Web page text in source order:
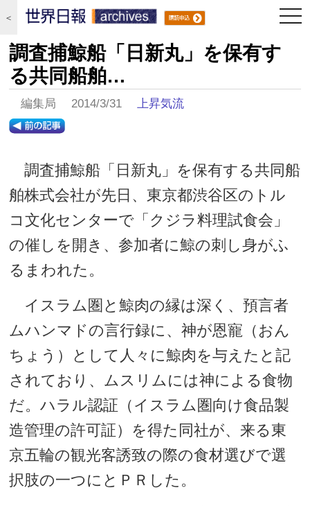
＜
調査捕鯨船「日新丸」を保有す
る共同船舶…
編集局 2014/3/31上昇気流
調査捕鯨船「日新丸」を保有する共同船
舶株式会社が先日、東京都渋谷区のトル
コ文化センターで「クジラ料理試食会」
の催しを開き、参加者に鯨の刺し身がふ
るまわれた。
イスラム圏と鯨肉の縁は深く、預言者
ムハンマドの言行録に、神が恩寵（おん
ちょう）として人々に鯨肉を与えたと記
されており、ムスリムには神による食物
だ。ハラル認証（イスラム圏向け食品製
造管理の許可証）を得た同社が、来る東
京五輪の観光客誘致の際の食材選びで選
択肢の一つにとＰＲした。